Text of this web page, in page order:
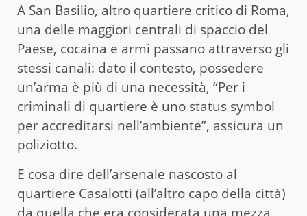
A San Basilio, altro quartiere critico di Roma,
una delle maggiori centrali di spaccio del
Paese, cocaina e armi passano attraverso gli
stessi canali: dato il contesto, possedere
un’arma è più di una necessità, “Per i
criminali di quartiere è uno status symbol
per accreditarsi nell’ambiente”, assicura un
poliziotto.
E cosa dire dell’arsenale nascosto al
quartiere Casalotti (all’altro capo della città)